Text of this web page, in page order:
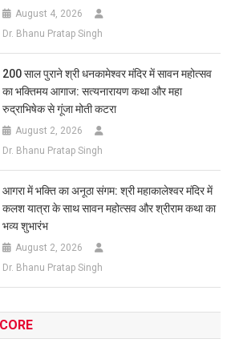
August 4, 2026
Dr. Bhanu Pratap Singh
200 साल पुराने श्री धनकामेश्वर मंदिर में सावन महोत्सव
का भक्तिमय आगाज: सत्यनारायण कथा और महा
रुद्राभिषेक से गूंजा मोती कटरा
August 2, 2026
Dr. Bhanu Pratap Singh
आगरा में भक्ति का अनूठा संगम: श्री महाकालेश्वर मंदिर में
कलश यात्रा के साथ सावन महोत्सव और श्रीराम कथा का
भव्य शुभारंभ
August 2, 2026
Dr. Bhanu Pratap Singh